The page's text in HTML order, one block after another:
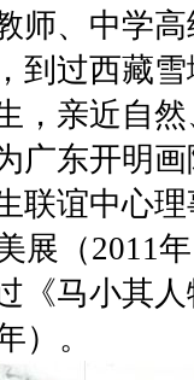
师、中学
到过西藏
，亲近自
广东开明
联谊中心
展（2011年
《马小其
）。